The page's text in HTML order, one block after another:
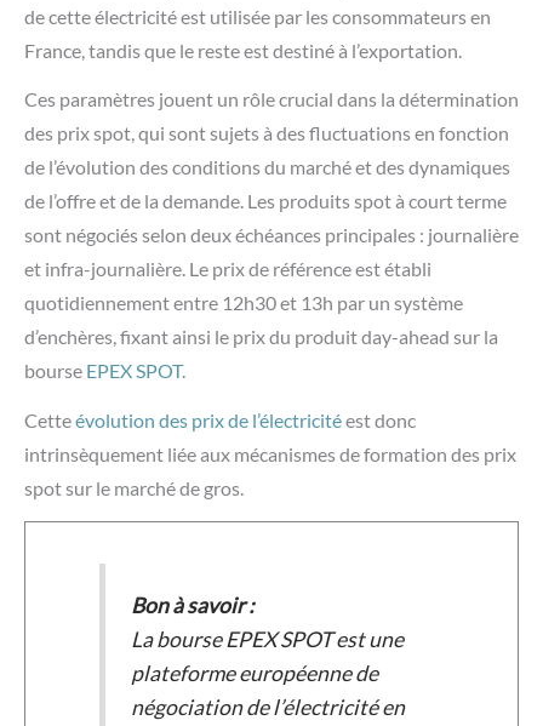
de cette électricité est utilisée par les consommateurs en
France, tandis que le reste est destiné à l’exportation.
Ces paramètres jouent un rôle crucial dans la détermination
des prix spot, qui sont sujets à des fluctuations en fonction
de l’évolution des conditions du marché et des dynamiques
de l’offre et de la demande. Les produits spot à court terme
sont négociés selon deux échéances principales : journalière
et infra-journalière. Le prix de référence est établi
quotidiennement entre 12h30 et 13h par un système
d’enchères, fixant ainsi le prix du produit day-ahead sur la
bourse EPEX SPOT.
Cetteévolution des prix de l’électricitéest donc
intrinsèquement liée aux mécanismes de formation des prix
spot sur le marché de gros.
Bon à savoir :
La bourse EPEX SPOT est une
plateforme européenne de
négociation de l’électricité en